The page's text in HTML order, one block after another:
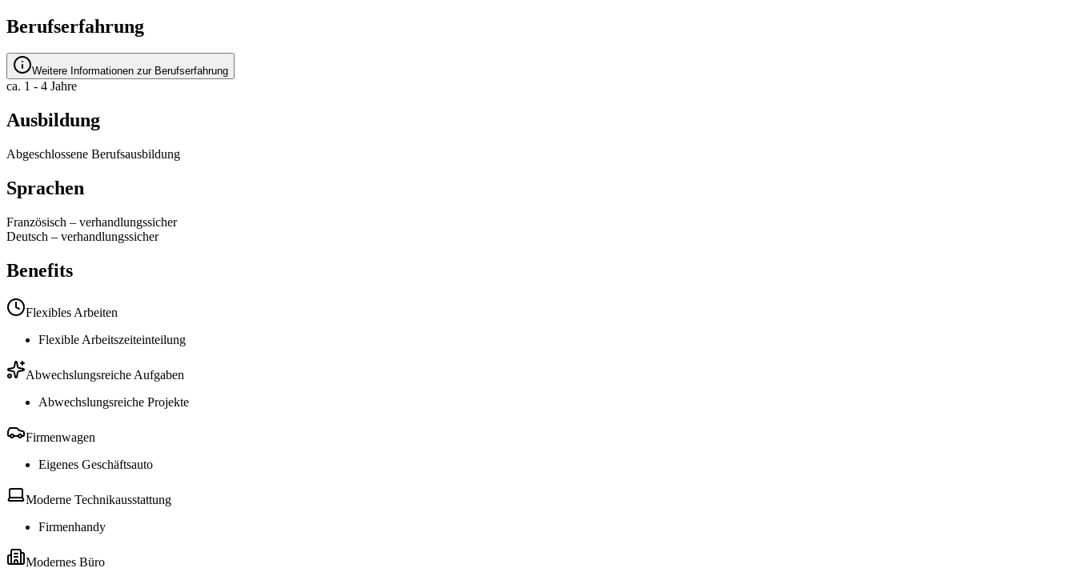
Berufserfahrung
Weitere Informationen zur Berufserfahrung
ca. 1 - 4 Jahre
Ausbildung
Abgeschlossene Berufsausbildung
Sprachen
Französisch – verhandlungssicher
Deutsch – verhandlungssicher
Benefits
Flexibles Arbeiten
Flexible Arbeitszeiteinteilung
Abwechslungsreiche Aufgaben
Abwechslungsreiche Projekte
Firmenwagen
Eigenes Geschäftsauto
Moderne Technikausstattung
Firmenhandy
Modernes Büro